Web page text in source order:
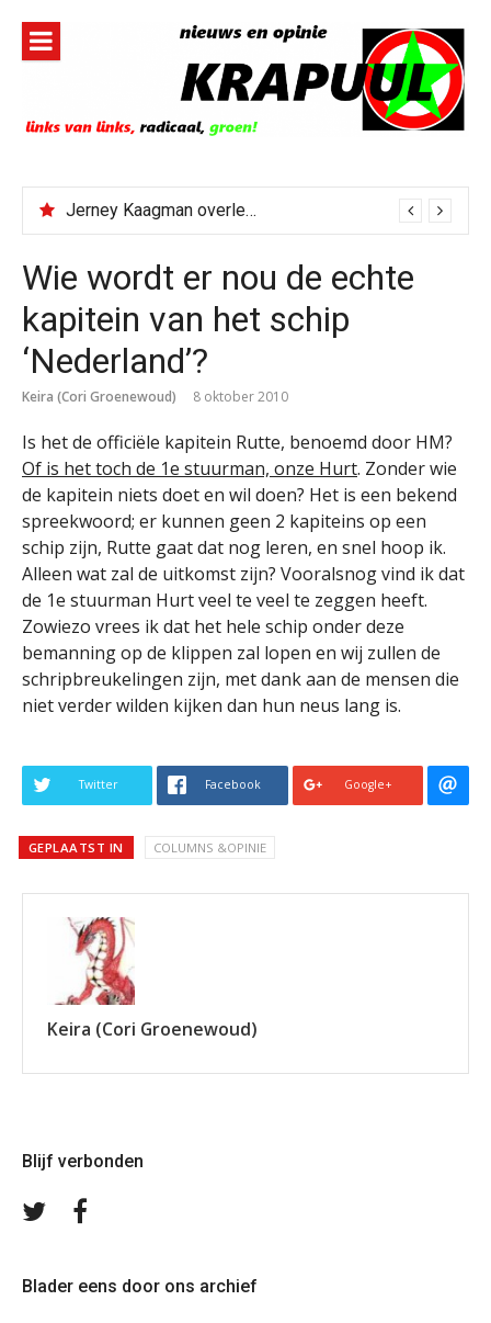
inhoud
Jerney Kaagman overleden
Wie wordt er nou de echte
kapitein van het schip
‘Nederland’?
Keira (Cori Groenewoud) 8 oktober 2010
Is het de officiële kapitein Rutte, benoemd door HM?
Of is het toch de 1e stuurman, onze Hurt. Zonder wie
de kapitein niets doet en wil doen? Het is een bekend
spreekwoord; er kunnen geen 2 kapiteins op een
schip zijn, Rutte gaat dat nog leren, en snel hoop ik.
Alleen wat zal de uitkomst zijn? Vooralsnog vind ik dat
de 1e stuurman Hurt veel te veel te zeggen heeft.
Zowiezo vrees ik dat het hele schip onder deze
bemanning op de klippen zal lopen en wij zullen de
schripbreukelingen zijn, met dank aan de mensen die
niet verder wilden kijken dan hun neus lang is.
Twitter Facebook Google+
GEPLAATST IN COLUMNS &OPINIE
Keira (Cori Groenewoud)
Blijf verbonden
Volg
Blader eens door ons archief